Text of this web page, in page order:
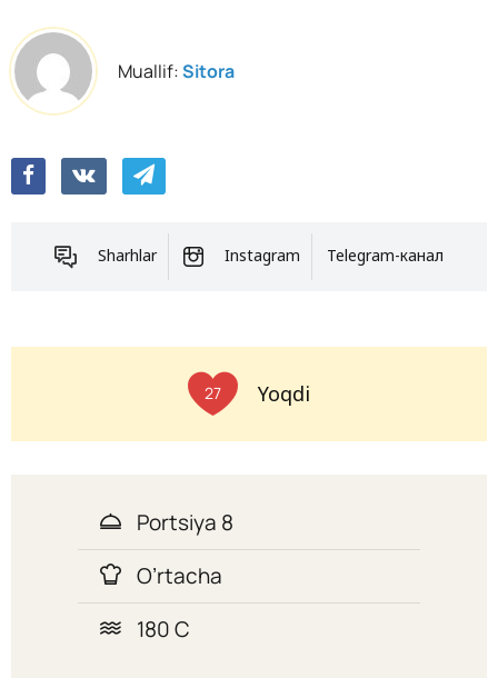
Muallif:Sitora
Sharhlar Instagram Telegram-канал
27 Yoqdi
Portsiya 8
O’rtacha
180 C